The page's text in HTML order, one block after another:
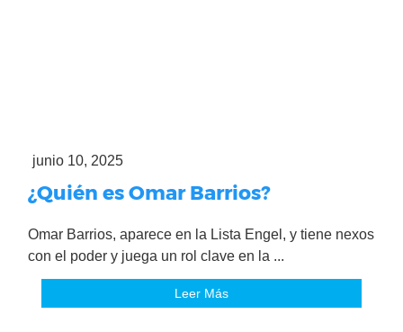
junio 10, 2025
¿Quién es Omar Barrios?
Omar Barrios, aparece en la Lista Engel, y tiene nexos
con el poder y juega un rol clave en la ...
Leer Más